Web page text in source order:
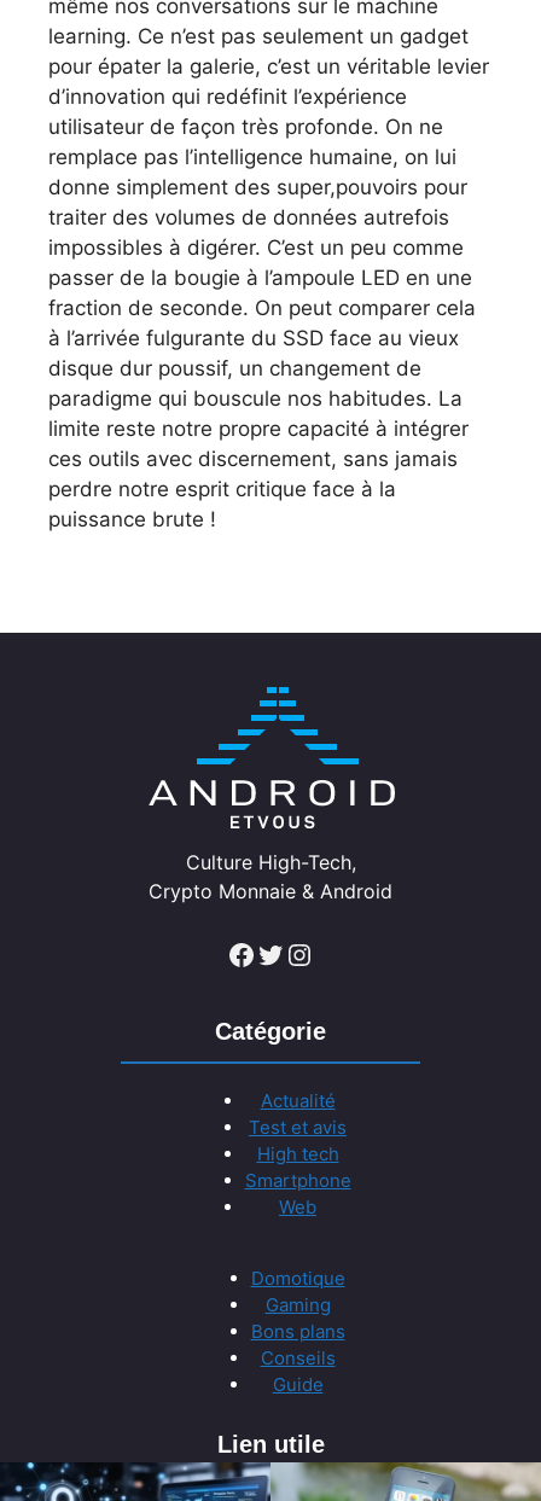
même nos conversations sur le machine
learning. Ce n’est pas seulement un gadget
pour épater la galerie, c’est un véritable levier
d’innovation qui redéfinit l’expérience
utilisateur de façon très profonde. On ne
remplace pas l’intelligence humaine, on lui
donne simplement des super,pouvoirs pour
traiter des volumes de données autrefois
impossibles à digérer. C’est un peu comme
passer de la bougie à l’ampoule LED en une
fraction de seconde. On peut comparer cela
à l’arrivée fulgurante du SSD face au vieux
disque dur poussif, un changement de
paradigme qui bouscule nos habitudes. La
limite reste notre propre capacité à intégrer
ces outils avec discernement, sans jamais
perdre notre esprit critique face à la
puissance brute !
Culture High-Tech,
Crypto Monnaie & Android
Facebook Twitter Instagram
Catégorie
Actualité
Test et avis
High tech
Smartphone
Web
Domotique
Gaming
Bons plans
Conseils
Guide
Lien utile